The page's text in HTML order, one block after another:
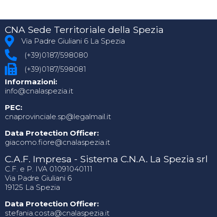
CNA Sede Territoriale della Spezia
Via Padre Giuliani 6 La Spezia
(+39)0187/598080
(+39)0187/598081
Informazioni:
info@cnalaspezia.it
PEC:
cnaprovinciale.sp@legalmail.it
Data Protection Officer:
giacomo.fiore@cnalaspezia.it
C.A.F. Impresa - Sistema C.N.A. La Spezia srl
C.F. e P. IVA 01091040111
Via Padre Giuliani 6
19125 La Spezia
Data Protection Officer:
stefania.costa@cnalaspezia.it